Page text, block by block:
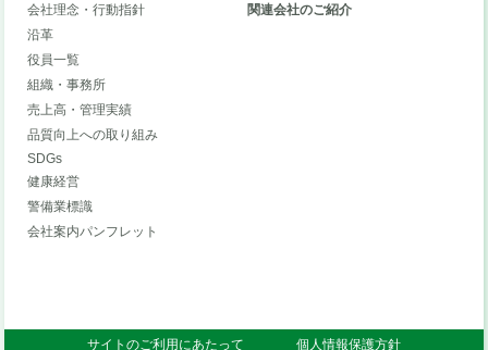
会社理念・行動指針
沿革
役員一覧
組織・事務所
売上高・管理実績
品質向上への取り組み
SDGs
健康経営
警備業標識
会社案内パンフレット
関連会社のご紹介
サイトのご利用にあたって 個人情報保護方針